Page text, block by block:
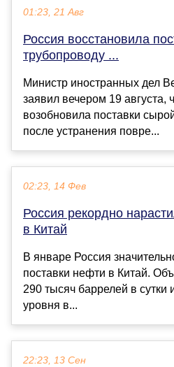
01:23, 21 Авг
Россия восстановила
трубопроводу ...
Министр иностранных дел
заявил вечером 19 августа,
возобновила поставки
после устранения повре...
02:23, 14 Фев
Россия рекордно
в Китай
В январе Россия
поставки нефти в Китай.
290 тысяч баррелей в сутки
уровня в...
22:23, 13 Сен